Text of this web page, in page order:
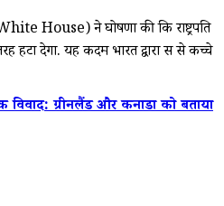
House) ने घोषणा की कि राष्ट्रपति
देगा. यह कदम भारत द्वारा रूस से कच्चे
विवाद: ग्रीनलैंड और कनाडा को बताया